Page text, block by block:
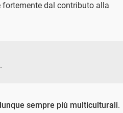
fortemente dal contributo alla
sempre più multiculturali.